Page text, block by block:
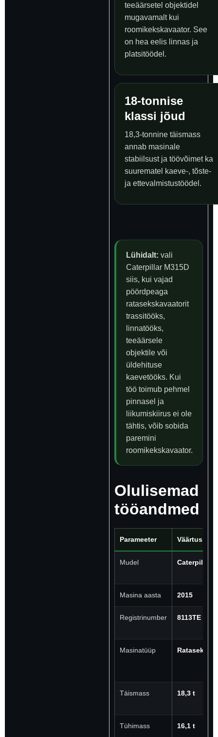
teeäärsetel objektidel
mugavamalt kui
roomikekskavaator. See
on hea eelis linnas ja
platsitöödel.
18-tonnise
klassi jõud
18,3-tonnine täismass
annab masinale
stabiilsust ja töövõimet ka
suurematel kaeve-, tõste-
ja ettevalmistustöödel.
Lühidalt: vali
Caterpillar M315D
siis, kui vajad
pöördpeaga
ratasekskavaatorit
trassitööks,
linnatööks,
teeäärsele
objektile või
üldehituse
kaevetööks. Kui
töö toimub pehmel
pinnasel ja
liikumiskiirus ei ole
tähtis, võib sobida
paremini
roomikekskavaator.
Olulisemad
tööandmed
Parameeter Väärtus
Mudel Caterpillar
Masina aasta 2015
Registrinumber 8113TE
Masinatüüp
Täismass 18,3 t
Tühimass 16,1 t